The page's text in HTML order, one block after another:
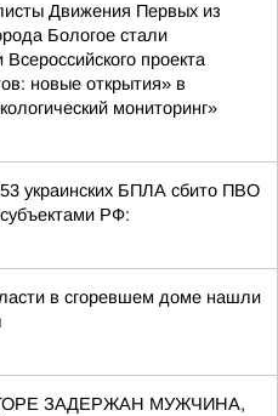
Движения Первых из
Бологое стали
проекта
новые открытия» в
мониторинг»
украинских БПЛА сбито ПВО
РФ:
в сгоревшем доме нашли
ЗАДЕРЖАН МУЖЧИНА,